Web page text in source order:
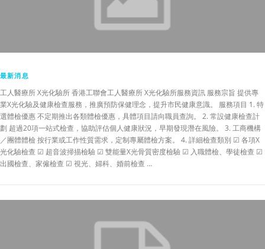
最新消息
工人醫療所 X光化驗所 香港工聯會工人醫療所 X光化驗所服務資訊 服務宗旨 提供專
業X光化驗及健康檢查服務，推廣預防保健理念，提升市民健康意識。 服務項目 1. 特
選體檢優惠 不定期推出各類體檢優惠，具體項目請向職員查詢。 2. 常設健康檢查計
劃 超過20項一站式檢查，協助評估個人健康狀況，早期發現潛在風險。 3. 工商機構
／團體體檢 按行業或工作性質需求，定制專屬體檢方案。 4. 詳細檢查類別 ☑ 各項X
光化驗檢查 ☑ 超音波掃描檢驗 ☑ 雙能量X光骨質密度檢驗 ☑ 入職體檢、學徒檢查 ☑
出國檢查、家僱檢查 ☑ 視光、婦科、婚前檢查 …